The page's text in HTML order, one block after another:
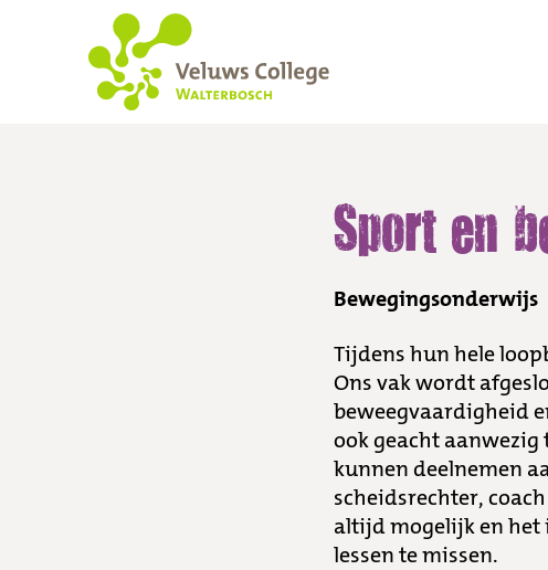
Sport en Sport en
Bewegingsonderwijs
Tijdens hun hele
Ons vak wordt
beweegvaardigheid
ook geacht
kunnen deelnemen
scheidsrechter,
altijd mogelijk en het
lessen te missen.